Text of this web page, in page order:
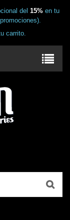
del 15%en tu
carrito.